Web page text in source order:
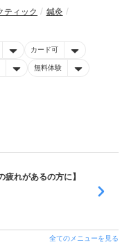
ティック
鍼灸
カード可
無料体験
れがあるの方に】
全てのメニューを見る